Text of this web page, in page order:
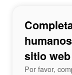
sitio web
Por favor,